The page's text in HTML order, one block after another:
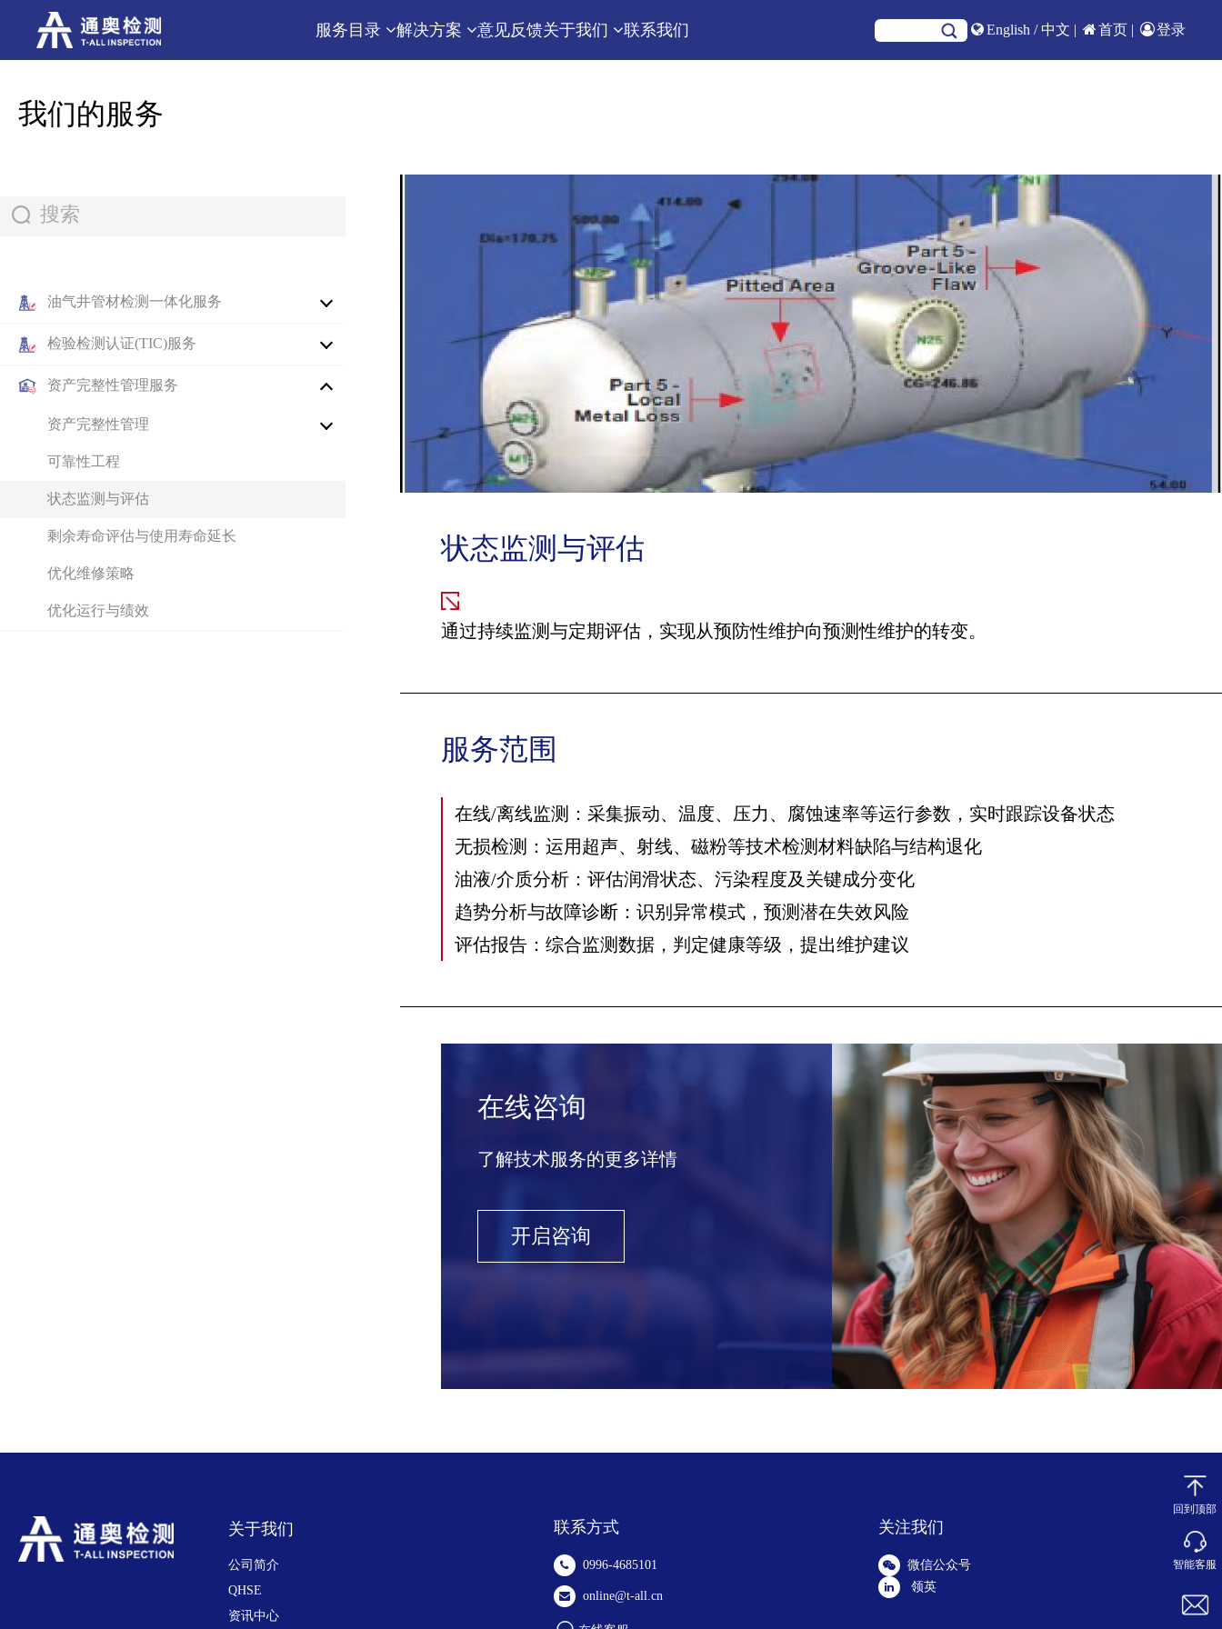
服务目录 解决方案 意见反馈关于我们 联系我们 English / 中文 | 首页 | 登录
我们的服务
油气井管材检测一体化服务
检验检测认证(TIC)服务
资产完整性管理服务
资产完整性管理
可靠性工程
状态监测与评估
剩余寿命评估与使用寿命延长
优化维修策略
优化运行与绩效
状态监测与评估
通过持续监测与定期评估，实现从预防性维护向预测性维护的转变。
服务范围
在线/离线监测：采集振动、温度、压力、腐蚀速率等运行参数，实时跟踪设备状态
无损检测：运用超声、射线、磁粉等技术检测材料缺陷与结构退化
油液/介质分析：评估润滑状态、污染程度及关键成分变化
趋势分析与故障诊断：识别异常模式，预测潜在失效风险
评估报告：综合监测数据，判定健康等级，提出维护建议
在线咨询
了解技术服务的更多详情
开启咨询
回到顶部
智能客服
关于我们
公司简介
QHSE
资讯中心
联系方式
0996-4685101
online@t-all.cn
关注我们
微信公众号
领英